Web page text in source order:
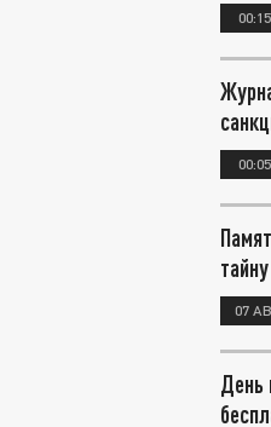
00:15
00:05
07
День